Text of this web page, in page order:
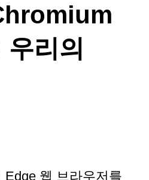
리의
Edge 웹 브라우저를